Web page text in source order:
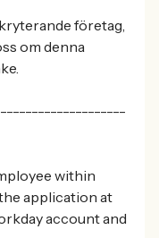
företag,
om denna
within
application at
account and